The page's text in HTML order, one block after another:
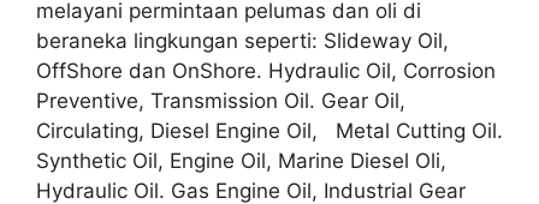
melayani permintaan pelumas dan oli di
beraneka lingkungan seperti: Slideway Oil,
OffShore dan OnShore. Hydraulic Oil, Corrosion
Preventive, Transmission Oil. Gear Oil,
Circulating, Diesel Engine Oil, Metal Cutting Oil.
Synthetic Oil, Engine Oil, Marine Diesel Oli,
Hydraulic Oil. Gas Engine Oil, Industrial Gear